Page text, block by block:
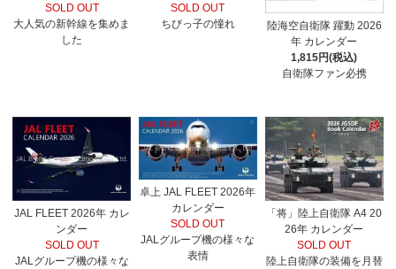
SOLD OUT
大人気の新幹線を集めま
した
SOLD OUT
ちびっ子の憧れ
陸海空自衛隊 躍動 2026
年 カレンダー
1,815円(税込)
自衛隊ファン必携
JAL FLEET 2026年 カレ
ンダー
SOLD OUT
JALグループ機の様々な
卓上 JAL FLEET 2026年
カレンダー
SOLD OUT
JALグループ機の様々な
表情
「将」陸上自衛隊 A4 20
26年 カレンダー
SOLD OUT
陸上自衛隊の装備を月替